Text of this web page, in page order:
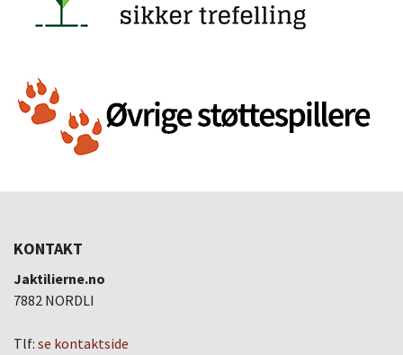
KONTAKT
Jaktilierne.no
7882 NORDLI
Tlf: se kontaktside